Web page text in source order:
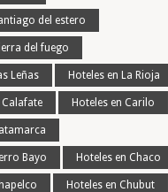
del estero
del fuego
Leñas Hoteles en La Rioja
Calafate Hoteles en Carilo
Bayo Hoteles en Chaco
Hoteles en Chubut